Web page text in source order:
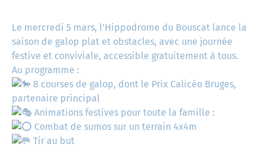
Le mercredi 5 mars, l’Hippodrome du Bouscat lance la
saison de galop plat et obstacles, avec une journée
festive et conviviale, accessible gratuitement à tous.
Au programme :
8 courses de galop, dont le Prix Calicéo Bruges,
partenaire principal
Animations festives pour toute la famille :
Combat de sumos sur un terrain 4x4m
Tir au but